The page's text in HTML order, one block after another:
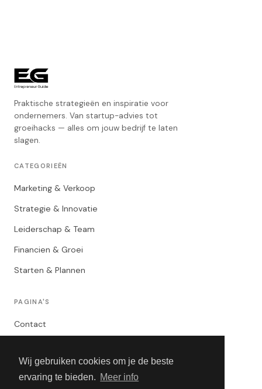
Wij gebruiken cookies om je de beste
ervaring te bieden. Meer info
Praktische strategieën en inspiratie voor
ondernemers. Van startup-advies tot
groeihacks — alles om jouw bedrijf te laten
slagen.
CATEGORIEËN
Marketing & Verkoop
Strategie & Innovatie
Leiderschap & Team
Financien & Groei
Starten & Plannen
PAGINA'S
Contact
Algemene Voorwaarden
Adverteren